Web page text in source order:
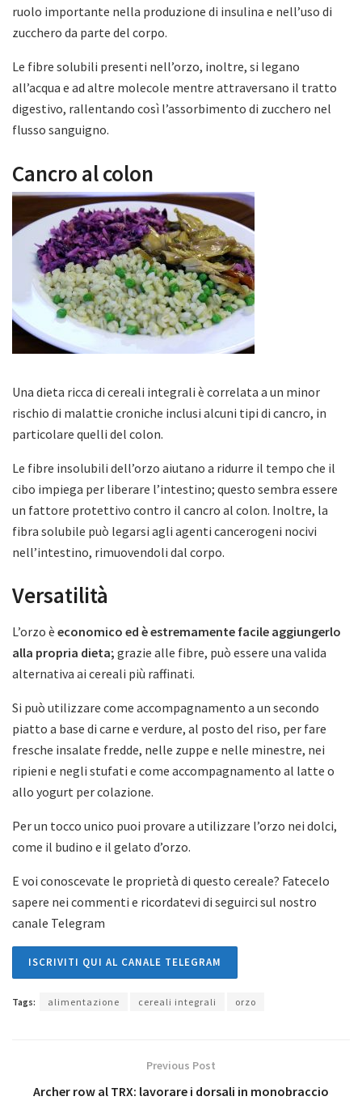
ruolo importante nella produzione di insulina e nell’uso di
zucchero da parte del corpo.
Le fibre solubili presenti nell’orzo, inoltre, si legano
all’acqua e ad altre molecole mentre attraversano il tratto
digestivo, rallentando così l’assorbimento di zucchero nel
flusso sanguigno.
Cancro al colon
Una dieta ricca di cereali integrali è correlata a un minor
rischio di malattie croniche inclusi alcuni tipi di cancro, in
particolare quelli del colon.
Le fibre insolubili dell’orzo aiutano a ridurre il tempo che il
cibo impiega per liberare l’intestino; questo sembra essere
un fattore protettivo contro il cancro al colon. Inoltre, la
fibra solubile può legarsi agli agenti cancerogeni nocivi
nell’intestino, rimuovendoli dal corpo.
Versatilità
L’orzo è economico ed è estremamente facile aggiungerlo
alla propria dieta; grazie alle fibre, può essere una valida
alternativa ai cereali più raffinati.
Si può utilizzare come accompagnamento a un secondo
piatto a base di carne e verdure, al posto del riso, per fare
fresche insalate fredde, nelle zuppe e nelle minestre, nei
ripieni e negli stufati e come accompagnamento al latte o
allo yogurt per colazione.
Per un tocco unico puoi provare a utilizzare l’orzo nei dolci,
come il budino e il gelato d’orzo.
E voi conoscevate le proprietà di questo cereale? Fatecelo
sapere nei commenti e ricordatevi di seguirci sul nostro
canale Telegram
ISCRIVITI QUI AL CANALE TELEGRAM
Tags: alimentazione cereali integrali orzo
Previous Post
Archer row al TRX: lavorare i dorsali in monobraccio